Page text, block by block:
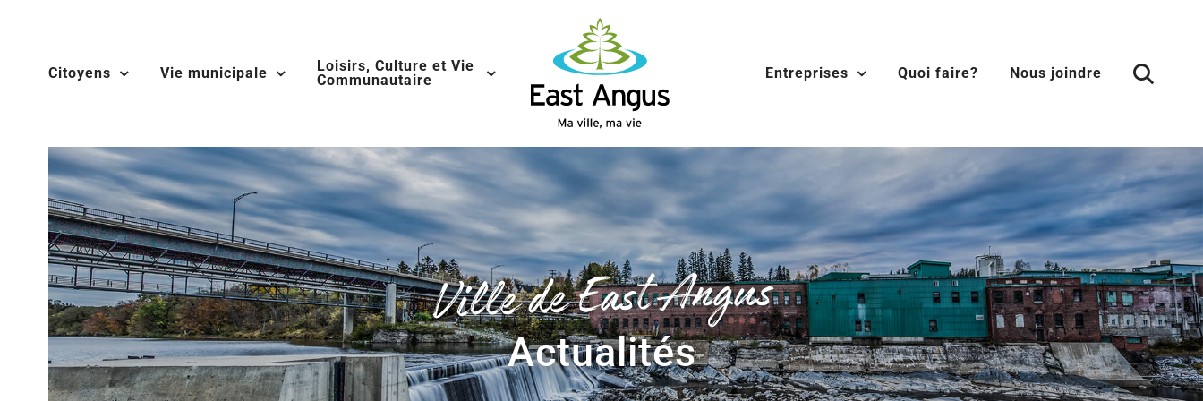
contentCitoyens Vie municipale
Loisirs, Culture et Vie
Communautaire
Entreprises Quoi faire? Nous joindre
Ville de East Angus
Actualités